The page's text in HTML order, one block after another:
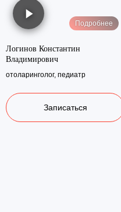
Подробнее
Логинов Константин
Владимирович
отоларинголог, педиатр
Записаться